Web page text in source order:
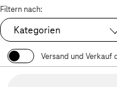
Filtern nach:
Kategorien
Versand und Verkauf